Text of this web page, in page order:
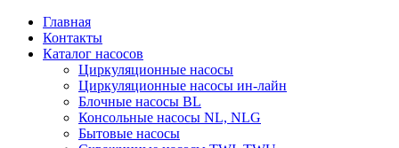
Главная
Контакты
Каталог насосов
Циркуляционные насосы
Циркуляционные насосы ин-лайн
Блочные насосы BL
Консольные насосы NL, NLG
Бытовые насосы